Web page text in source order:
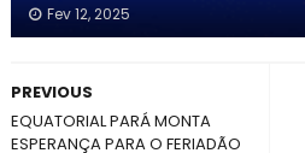
Fev 12, 2025
PREVIOUS
EQUATORIAL PARÁ MONTA
ESPERANÇA PARA O FERIADÃO